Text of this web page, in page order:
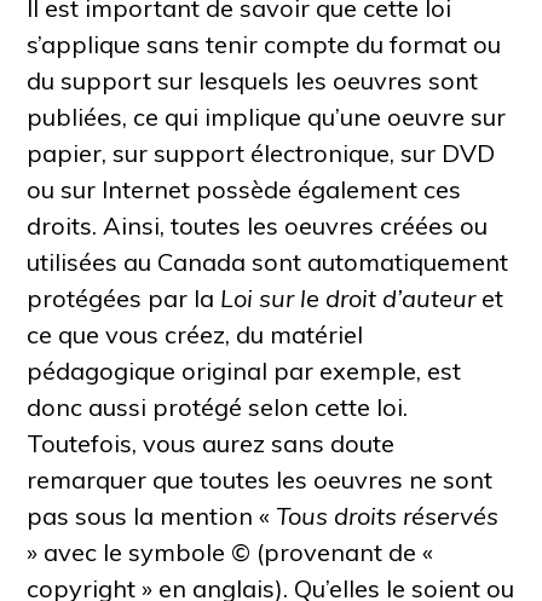
Il est important de savoir que cette loi
s’applique sans tenir compte du format ou
du support sur lesquels les oeuvres sont
publiées, ce qui implique qu’une oeuvre sur
papier, sur support électronique, sur DVD
ou sur Internet possède également ces
droits. Ainsi, toutes les oeuvres créées ou
utilisées au Canada sont automatiquement
protégées par la Loi sur le droit d’auteuret
ce que vous créez, du matériel
pédagogique original par exemple, est
donc aussi protégé selon cette loi.
Toutefois, vous aurez sans doute
remarquer que toutes les oeuvres ne sont
pas sous la mention« Tous droits réservés
» avec le symbole © (provenant de«
copyright» en anglais). Qu’elles le soient ou